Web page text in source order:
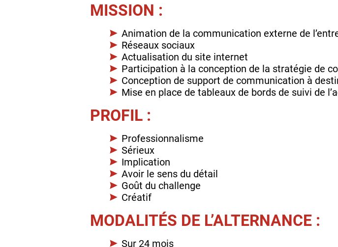
MISSION :
Animation de la communication externe de
Réseaux sociaux
Actualisation du site internet
Participation à la conception de la stratégie de
Conception de support de communication à
Mise en place de tableaux de bords de suivi de
PROFIL :
Professionnalisme
Sérieux
Implication
Avoir le sens du détail
Goût du challenge
Créatif
MODALITÉS DE L’ALTERNANCE :
Sur 24 mois